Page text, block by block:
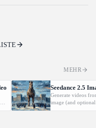
MEHR
Seedance 2.5
Generate videos
image (and
with native audio.